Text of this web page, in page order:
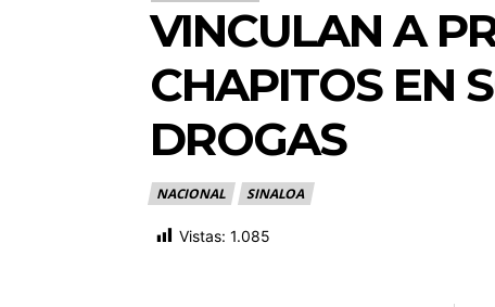
VINCULAN A
CHAPITOS EN
DROGAS
NACIONAL SINALOA
Vistas: 1.085